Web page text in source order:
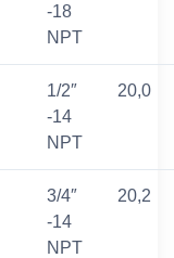
-18
NPT
1/2″
-14
NPT
20,0
3/4″
-14
NPT
20,2